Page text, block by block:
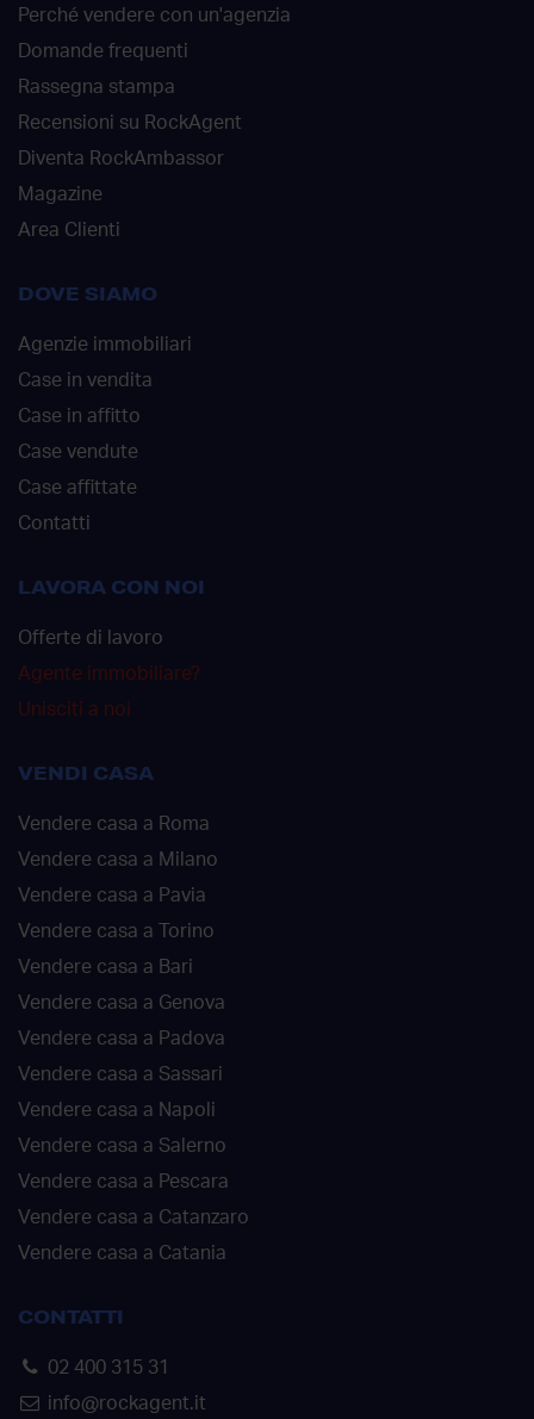
Perché vendere con un'agenzia
Domande frequenti
Rassegna stampa
Recensioni su RockAgent
Diventa RockAmbassor
Magazine
Area Clienti
DOVE SIAMO
Agenzie immobiliari
Case in vendita
Case in affitto
Case vendute
Case affittate
Contatti
LAVORA CON NOI
Offerte di lavoro
Agente immobiliare?
Unisciti a noi
VENDI CASA
Vendere casa a Roma
Vendere casa a Milano
Vendere casa a Pavia
Vendere casa a Torino
Vendere casa a Bari
Vendere casa a Genova
Vendere casa a Padova
Vendere casa a Sassari
Vendere casa a Napoli
Vendere casa a Salerno
Vendere casa a Pescara
Vendere casa a Catanzaro
Vendere casa a Catania
CONTATTI
02 400 315 31
info@rockagent.it